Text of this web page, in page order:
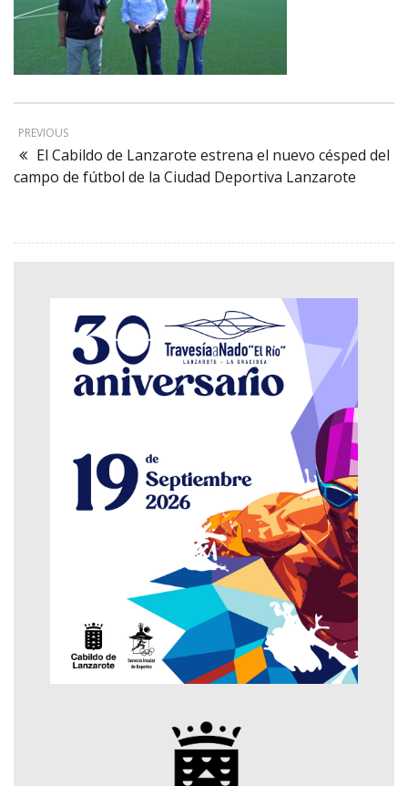
PREVIOUS
El Cabildo de Lanzarote estrena el nuevo césped del
campo de fútbol de la Ciudad Deportiva Lanzarote